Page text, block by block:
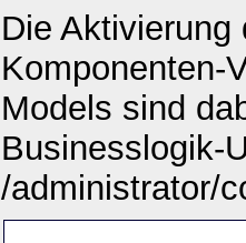
Die
Komponenten-
Models sind
Businesslogik-
/administrator/